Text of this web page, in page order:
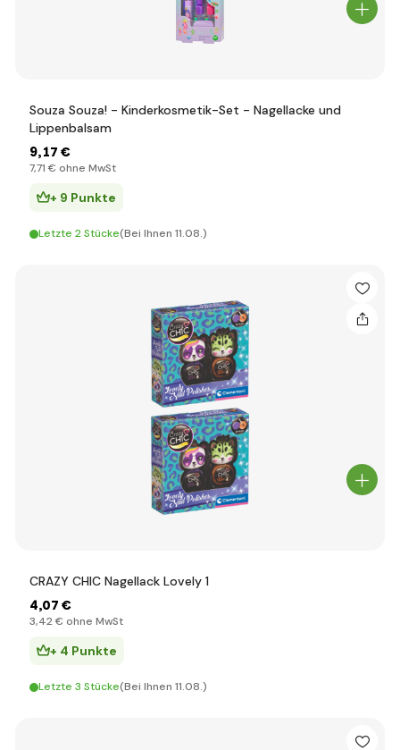
Souza Souza! - Kinderkosmetik-Set - Nagellacke und
Lippenbalsam
9,17 €
7,71 € ohne MwSt
+ 9 Punkte
Letzte 2 Stücke(Bei Ihnen 11.08.)
CRAZY CHIC Nagellack Lovely 1
4,07 €
3,42 € ohne MwSt
+ 4 Punkte
Letzte 3 Stücke(Bei Ihnen 11.08.)